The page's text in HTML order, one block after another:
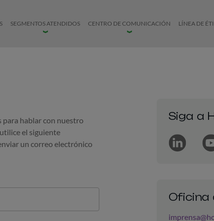
SEGMENTOS ATENDIDOS CENTRO DE COMUNICACIÓN LÍNEA DE
para hablar con nuestro
el siguiente
un correo electrónico
Siga a
LinkedIn
Oficina